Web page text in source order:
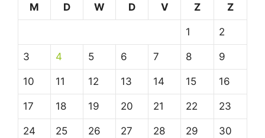
M
D W D V Z Z
1 2
3 4 5 6 7 8 9
10 11 12 13 14 15 16
17 18 19 20 21 22 23
24 25 26 27 28 29 30